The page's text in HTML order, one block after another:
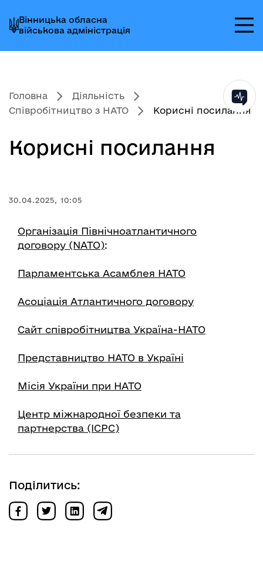
до
головного
меню
до
головного
вмісту
до
головного
колонтитула
Вінницька обласна
військова адміністрація
Головна
Діяльність
Співробітництво з НАТО
Корисні посилання
Корисні посилання
30.04.2025, 10:05
Організація Північноатлантичного
договору (NATO):
Парламентська Асамблея НАТО
Асоціація Атлантичного договору
Сайт співробітництва Україна-НАТО
Представництво НАТО в Україні
Місія України при НАТО
Центр міжнародної безпеки та
партнерства (ICPC)
Поділитись: